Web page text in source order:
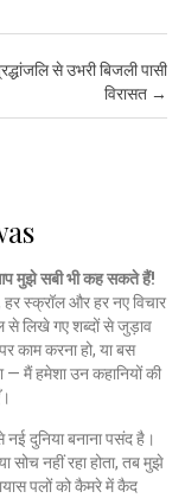
से उभरी बिजली पासी
विरासत →
मुझे सबी भी कह सकते हैं!
स्क्रॉल और हर नए विचार
से लिखे गए शब्दों से जुड़ाव
काम करना हो, या बस
मैं हमेशा उन कहानियों की
दुनिया बनाना पसंद है।
सोच नहीं रहा होता, तब मुझे
पलों को कैमरे में कैद